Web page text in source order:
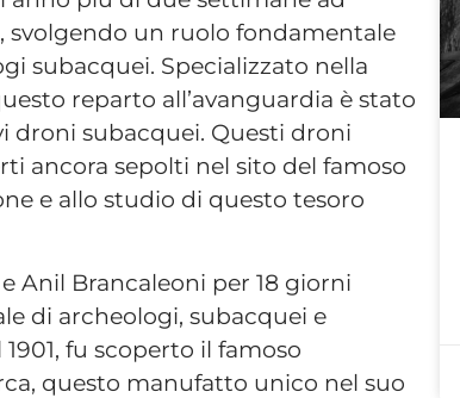
svolgendo un ruolo fondamentale
subacquei. Specializzato nella
reparto all’avanguardia è stato
droni subacquei. Questi droni
ancora sepolti nel sito del famoso
e allo studio di questo tesoro
Anil Brancaleoni per 18 giorni
di archeologi, subacquei e
fu scoperto il famoso
questo manufatto unico nel suo